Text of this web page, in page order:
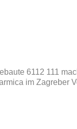
6112 111
im Zagreber